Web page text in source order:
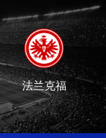
法兰克福